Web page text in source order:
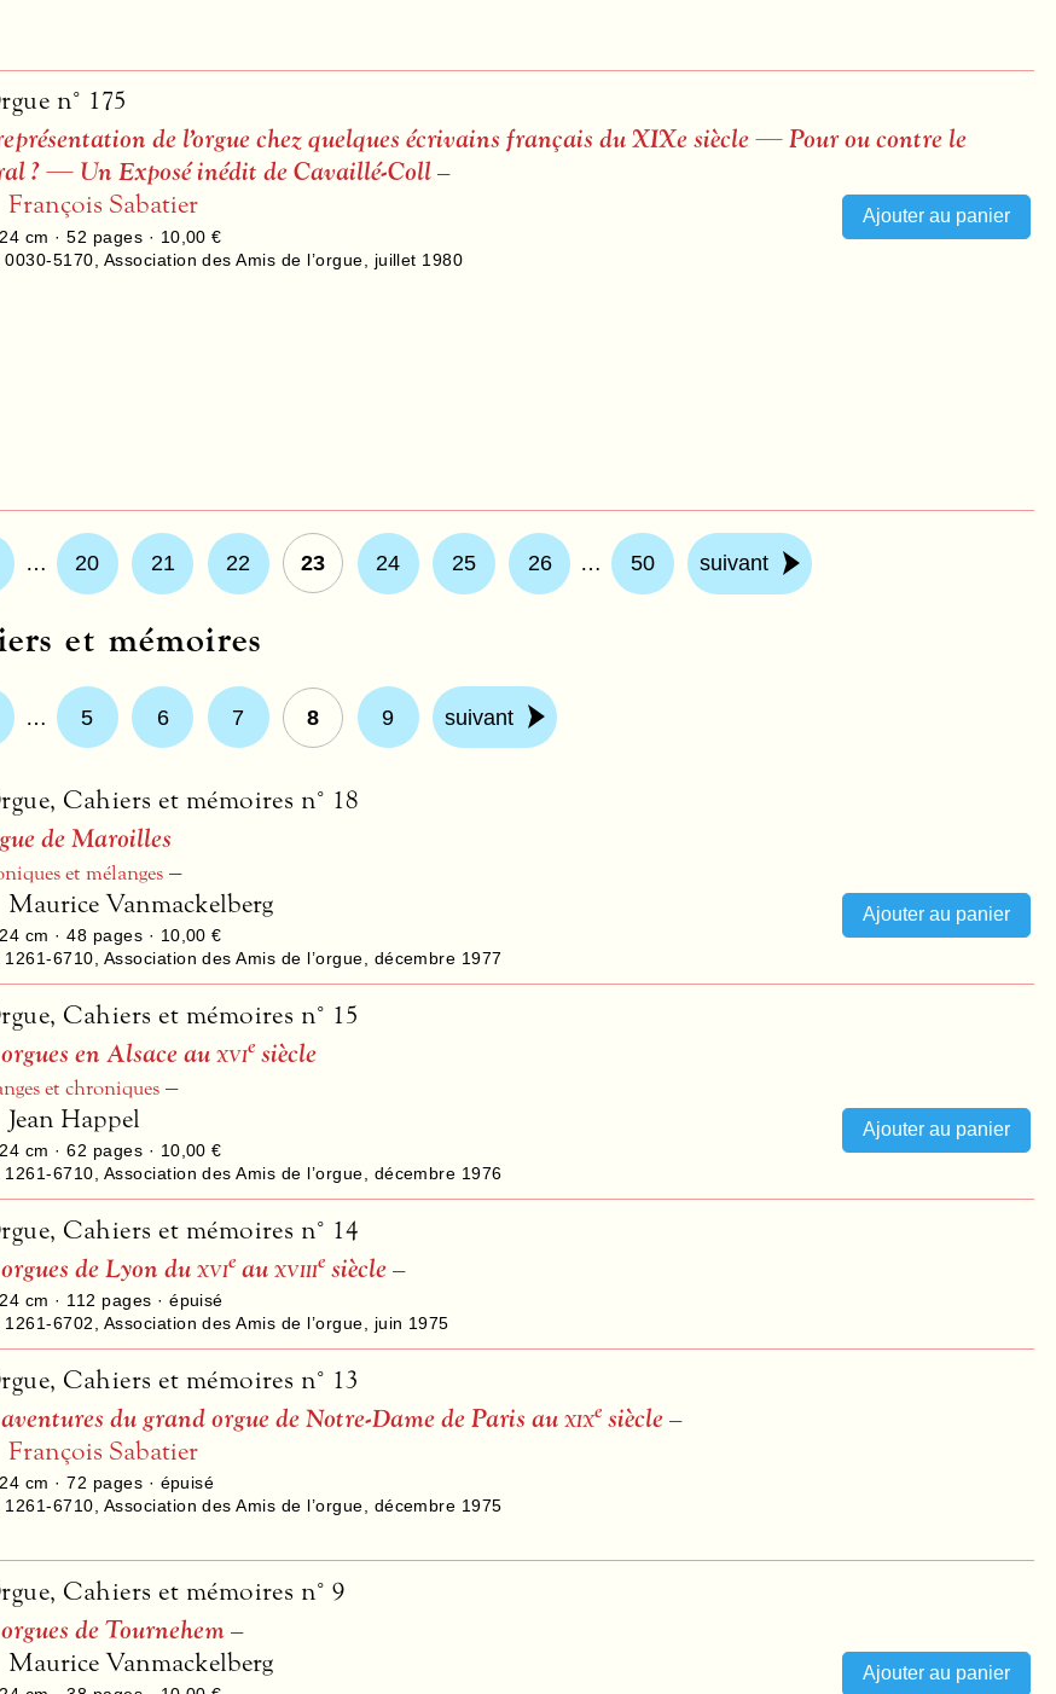
n° 175
de l’orgue chez quelques écrivains français du XIXe siècle — Pour ou contre le
? — Un Exposé inédit de Cavaillé-Coll–
François Sabatier
cm ·52 pages · 10,00 €
0030-5170 Association des Amis de l’orgue juillet 1980
… 20 21 22 23 24 25 26 … 50 suivant
et mémoires
… 5 6 7 8 9 suivant
Cahiers et mémoires n° 18
de Maroilles
et mélanges –
Maurice Vanmackelberg
cm ·48 pages · 10,00 €
1261-6710, Association des Amis de l’orgue, décembre 1977
Cahiers et mémoires n° 15
en Alsace auxvie siècle
et chroniques –
Jean Happel
cm ·62 pages · 10,00 €
1261-6710, Association des Amis de l’orgue, décembre 1976
Cahiers et mémoires n° 14
de Lyon duxvie auxviiie siècle –
cm · 112 pages · épuisé
1261-6702, Association des Amis de l’orgue, juin 1975
Cahiers et mémoires n° 13
du grand orgue de Notre-Dame de Paris auxixe siècle –
François Sabatier
cm ·72 pages · épuisé
1261-6710, Association des Amis de l’orgue, décembre 1975
Cahiers et mémoires n° 9
de Tournehem–
Maurice Vanmackelberg